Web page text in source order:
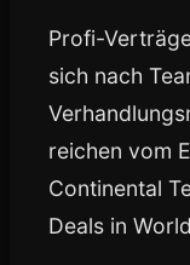
Profi-
sich nach
reichen vom
Continental
Deals in